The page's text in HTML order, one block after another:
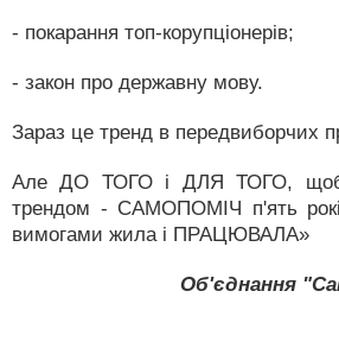
- покарання топ-корупціонерів;
- закон про державну мову.
Зараз це тренд в передвиборчих
Але ДО ТОГО і ДЛЯ ТОГО, щоб
трендом - САМОПОМІЧ п'ять
вимогами жила і ПРАЦЮВАЛА»
Об'єднання